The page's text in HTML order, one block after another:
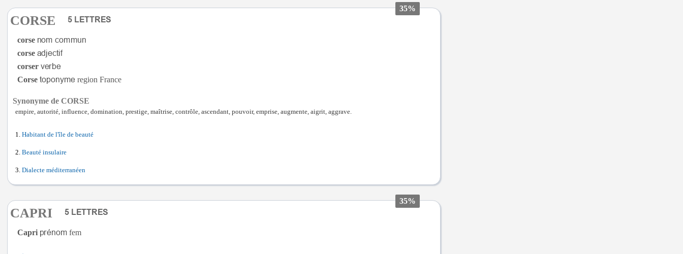
35%
CORSE
corse
corse
corser
Corse
region France
Synonyme de CORSE
empire, autorité, influence, domination, prestige, maîtrise, contrôle, ascendant, pouvoir, emprise, augmente, aigrit, aggrave.
Habitant de l'île de beauté
Beauté insulaire
Dialecte méditerranéen
35%
CAPRI
Capri fem